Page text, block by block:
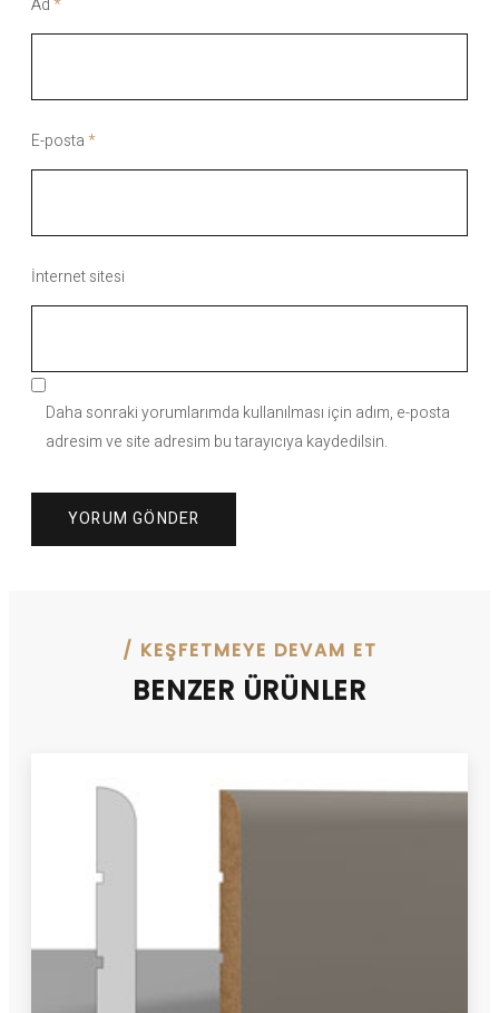
Ad*
E-posta*
İnternet sitesi
Daha sonraki yorumlarımda kullanılması için adım, e-posta
adresim ve site adresim bu tarayıcıya kaydedilsin.
/ KEŞFETMEYE DEVAM ET
BENZER ÜRÜNLER